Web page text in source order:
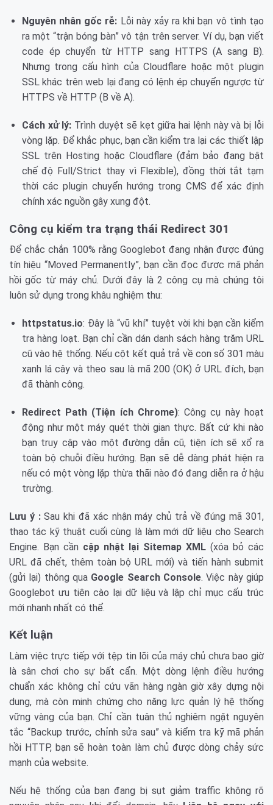
Nguyên nhân gốc rễ: Lỗi này xảy ra khi bạn vô tình tạo
ra một “trận bóng bàn” vô tận trên server. Ví dụ, bạn viết
code ép chuyển từ HTTP sang HTTPS (A sang B).
Nhưng trong cấu hình của Cloudflare hoặc một plugin
SSL khác trên web lại đang có lệnh ép chuyển ngược từ
HTTPS về HTTP (B về A).
Cách xử lý: Trình duyệt sẽ kẹt giữa hai lệnh này và bị lỗi
vòng lặp. Để khắc phục, bạn cần kiểm tra lại các thiết lập
SSL trên Hosting hoặc Cloudflare (đảm bảo đang bật
chế độ Full/Strict thay vì Flexible), đồng thời tắt tạm
thời các plugin chuyển hướng trong CMS để xác định
chính xác nguồn gây xung đột.
Công cụ kiểm tra trạng thái Redirect 301
Để chắc chắn 100% rằng Googlebot đang nhận được đúng
tín hiệu “Moved Permanently”, bạn cần đọc được mã phản
hồi gốc từ máy chủ. Dưới đây là 2 công cụ mà chúng tôi
luôn sử dụng trong khâu nghiệm thu:
httpstatus.io: Đây là “vũ khí” tuyệt vời khi bạn cần kiểm
tra hàng loạt. Bạn chỉ cần dán danh sách hàng trăm URL
cũ vào hệ thống. Nếu cột kết quả trả về con số 301 màu
xanh lá cây và theo sau là mã 200 (OK) ở URL đích, bạn
đã thành công.
Redirect Path (Tiện ích Chrome): Công cụ này hoạt
động như một máy quét thời gian thực. Bất cứ khi nào
bạn truy cập vào một đường dẫn cũ, tiện ích sẽ xổ ra
toàn bộ chuỗi điều hướng. Bạn sẽ dễ dàng phát hiện ra
nếu có một vòng lặp thừa thãi nào đó đang diễn ra ở hậu
trường.
Lưu ý :Sau khi đã xác nhận máy chủ trả về đúng mã 301,
thao tác kỹ thuật cuối cùng là làm mới dữ liệu cho Search
Engine. Bạn cần cập nhật lại Sitemap XML (xóa bỏ các
URL đã chết, thêm toàn bộ URL mới) và tiến hành submit
(gửi lại) thông qua Google Search Console. Việc này giúp
Googlebot ưu tiên cào lại dữ liệu và lập chỉ mục cấu trúc
mới nhanh nhất có thể.
Kết luận
Làm việc trực tiếp với tệp tin lõi của máy chủ chưa bao giờ
là sân chơi cho sự bất cẩn. Một dòng lệnh điều hướng
chuẩn xác không chỉ cứu vãn hàng ngàn giờ xây dựng nội
dung, mà còn minh chứng cho năng lực quản lý hệ thống
vững vàng của bạn. Chỉ cần tuân thủ nghiêm ngặt nguyên
tắc “Backup trước, chỉnh sửa sau” và kiểm tra kỹ mã phản
hồi HTTP, bạn sẽ hoàn toàn làm chủ được dòng chảy sức
mạnh của website.
Nếu hệ thống của bạn đang bị sụt giảm traffic không rõ